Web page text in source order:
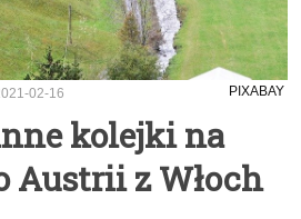
02-16 PIXABAY
kolejki na
Austrii z Włoch